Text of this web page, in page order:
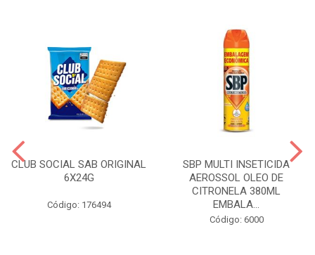
CLUB SOCIAL SAB ORIGINAL
6X24G
Código: 176494
SBP MULTI INSETICIDA
AEROSSOL OLEO DE
CITRONELA 380ML
EMBALA...
Código: 6000